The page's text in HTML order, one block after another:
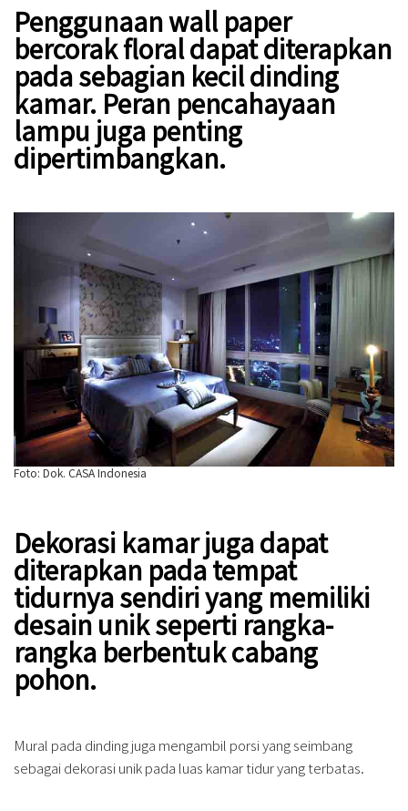
Penggunaan wall paper
bercorak floral dapat diterapkan
pada sebagian kecil dinding
kamar. Peran pencahayaan
lampu juga penting
dipertimbangkan.
Foto: Dok. CASA Indonesia
Dekorasi kamar juga dapat
diterapkan pada tempat
tidurnya sendiri yang memiliki
desain unik seperti rangka-
rangka berbentuk cabang
pohon.
Mural pada dinding juga mengambil porsi yang seimbang
sebagai dekorasi unik pada luas kamar tidur yang terbatas.